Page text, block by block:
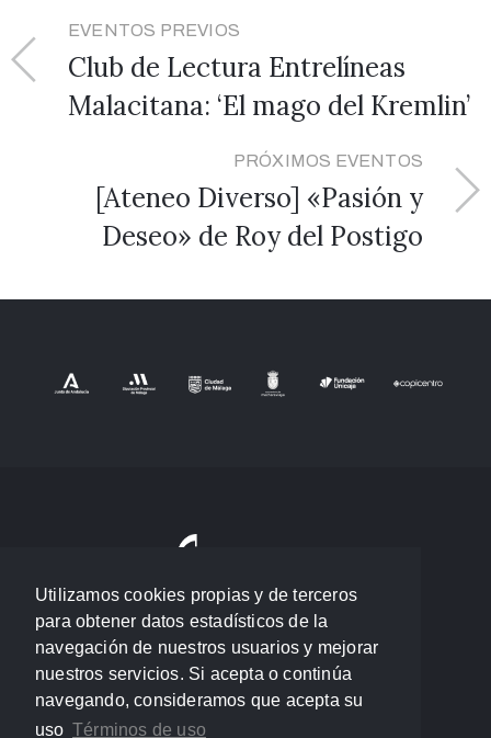
Utilizamos cookies propias y de terceros
para obtener datos estadísticos de la
navegación de nuestros usuarios y mejorar
nuestros servicios. Si acepta o continúa
navegando, consideramos que acepta su
uso Términos de uso
EVENTOS PREVIOS
Club de Lectura Entrelíneas
Malacitana: ‘El mago del Kremlin’
PRÓXIMOS EVENTOS
[Ateneo Diverso] «Pasión y
Deseo» de Roy del Postigo